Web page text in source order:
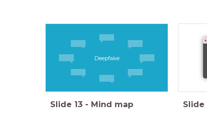
Deepfake
Slide 13 - Mind map Slide